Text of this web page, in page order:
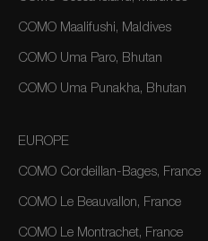
COMO Maalifushi, Maldives
COMO Uma Paro, Bhutan
COMO Uma Punakha, Bhutan
EUROPE
COMO Cordeillan-Bages, France
COMO Le Beauvallon, France
COMO Le Montrachet, France